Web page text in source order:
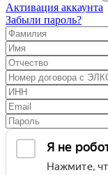
Активация аккаунта
Забыли пароль?